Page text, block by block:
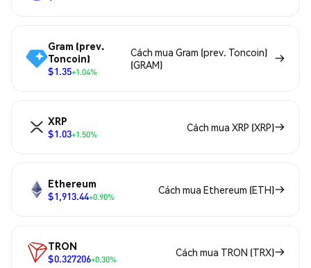
Gram (prev.
Toncoin)
$1.35+1.04%
Cách mua Gram (prev. Toncoin)
(GRAM)
XRP
$1.03+1.50%
Cách mua XRP (XRP)
Ethereum
$1,913.44+0.90%
Cách mua Ethereum (ETH)
TRON
$0.327206+0.30%
Cách mua TRON (TRX)